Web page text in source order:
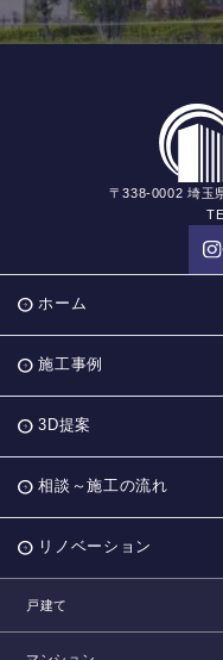
〒338-0002 埼玉
ホーム
施工事例
3D提案
相談～施工の流れ
リノベーション
戸建て